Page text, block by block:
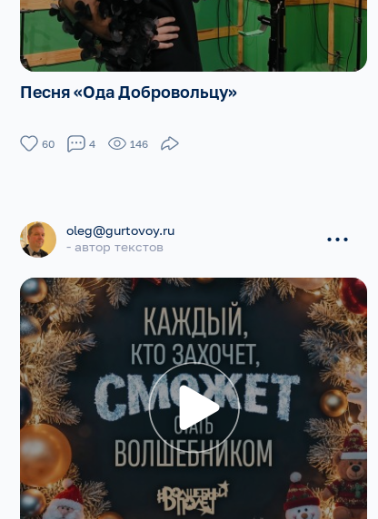
Песня «Ода Добровольцу»
60 4 146
oleg@gurtovoy.ru
- автор текстов
...